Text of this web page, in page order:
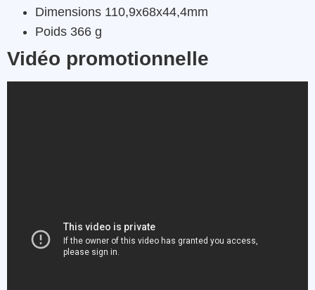
Dimensions 110,9x68x44,4mm
Poids 366 g
Vidéo promotionnelle